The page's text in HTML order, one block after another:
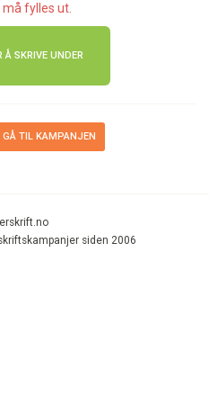
fylles ut.
GÅ TIL KAMPANJEN
siden 2006